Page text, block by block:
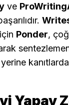
ve
Ponder,
Yapay